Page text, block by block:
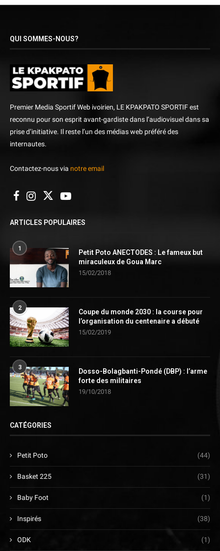
QUI SOMMES-NOUS?
Premier Media Sportif Web ivoirien, LE KPAKPATO SPORTIF est
reconnu pour son esprit avant-gardiste dans l’audiovisuel dans sa
prise d’initiative. Il reste l’un des médias web préféré des
internautes.
Contactez-nous via notre email
ARTICLES POPULAIRES
1
Petit Poto ANECTODES : Le fameux but
miraculeux de Goua Marc
15/02/2018
2
Coupe du monde 2030 : la course pour
l’organisation du centenaire a débuté
15/02/2019
3
Dosso-Bolagbanti-Pondé (DBP) : l’arme
forte des militaires
19/10/2018
CATÉGORIES
Petit Poto (44)
Basket 225 (31)
Baby Foot (1)
Inspirés (38)
ODK (1)